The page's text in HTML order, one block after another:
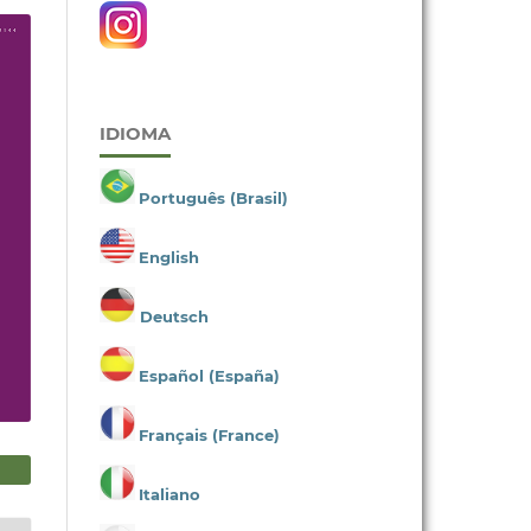
IDIOMA
Português (Brasil)
English
Deutsch
Español (España)
Français (France)
Italiano